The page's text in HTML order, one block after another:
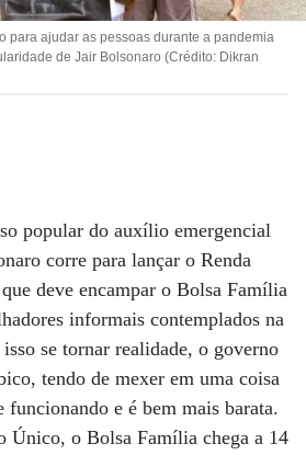
para ajudar as pessoas durante a pandemia
de Jair Bolsonaro (Crédito: Dikran
popular do auxílio emergencial
corre para lançar o Renda
deve encampar o Bolsa Família
informais contemplados na
se tornar realidade, o governo
tendo de mexer em uma coisa
funcionando e é bem mais barata.
Único, o Bolsa Família chega a 14